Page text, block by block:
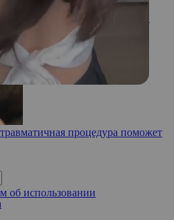
Литвинова показала новый
процедура поможет
об использовании